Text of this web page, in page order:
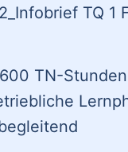
TQ 1
TN-